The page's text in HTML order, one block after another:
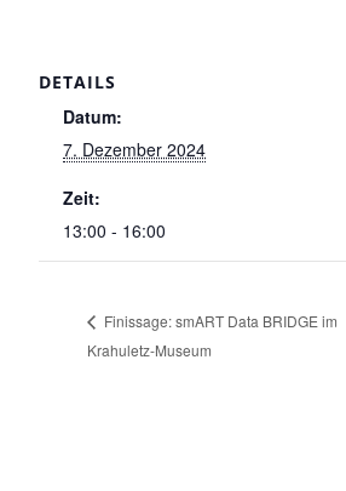
DETAILS
Datum:
7. Dezember 2024
Zeit:
13:00 - 16:00
Finissage: smART Data BRIDGE im
Krahuletz-Museum